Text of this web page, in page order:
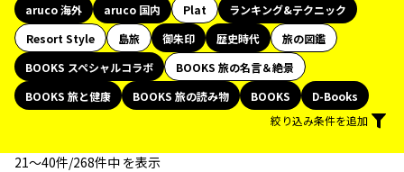
aruco 海外
aruco 国内 Plat
ランキング&テクニック
Resort Style
島旅 御朱印 歴史時代
旅の図鑑
BOOKS スペシャルコラボ
BOOKS 旅の名言＆絶景
BOOKS 旅と健康
BOOKS 旅の読み物 BOOKS
D-Books
絞り込み条件を追加
21〜40件/268件中 を表示